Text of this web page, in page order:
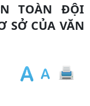
SỞ CỦA VĂN